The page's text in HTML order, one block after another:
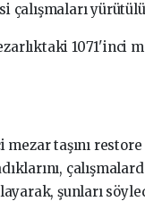
çalışmaları
1071'inci
mezar taşını
şunları